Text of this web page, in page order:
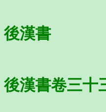
後漢書
後漢書卷三